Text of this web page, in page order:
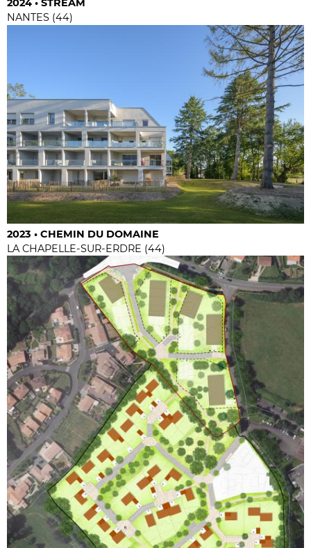
2024 • STREAM
NANTES (44)
2023 • CHEMIN DU DOMAINE
LA CHAPELLE-SUR-ERDRE (44)